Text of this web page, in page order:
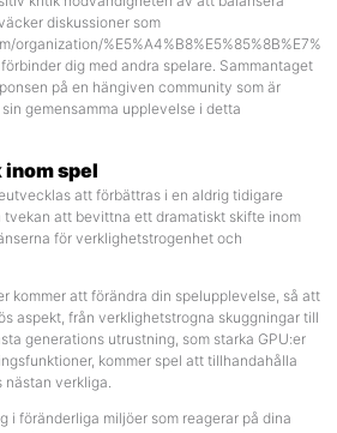
diskussioner som
organization/%E5%A4%B8%E5%85%8B%E7%
dig med andra spelare. Sammantaget
på en hängiven community som är
gemensamma upplevelse i detta
spel
att förbättras i en aldrig tidigare
tvekan att bevittna ett dramatiskt skifte inom
för verklighetstrogenhet och
kommer att förändra din spelupplevelse, så att
aspekt, från verklighetstrogna skuggningar till
generations utrustning, som starka GPU:er
kommer spel att tillhandahålla
verkliga.
i föränderliga miljöer som reagerar på dina